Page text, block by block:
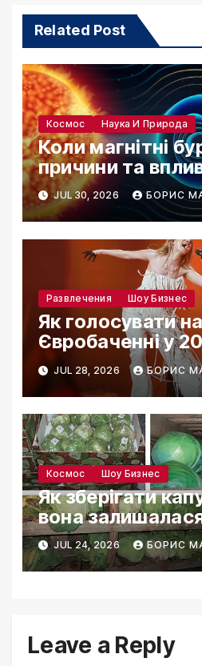
Related Post
Космос Наука И Природа
Коли магнітні
причини та
JUL 30, 2026 БОРИС
Развлечения Шоу Бизнес
Як голосувати на
Євробаченні у
JUL 28, 2026 БОРИС
Космос Шоу Бизнес
Як зберігати
вона
місяцями
JUL 24, 2026 БОРИС
Leave a Reply